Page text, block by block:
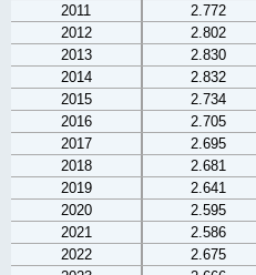
2011
2.772
2012
2.802
2013
2.830
2014
2.832
2015
2.734
2016
2.705
2017
2.695
2018
2.681
2019
2.641
2020
2.595
2021
2.586
2022
2.675